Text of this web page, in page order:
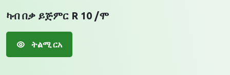
ካብ በቃ ይጅምር R 10 /ሞ
ትልሚ ርአ